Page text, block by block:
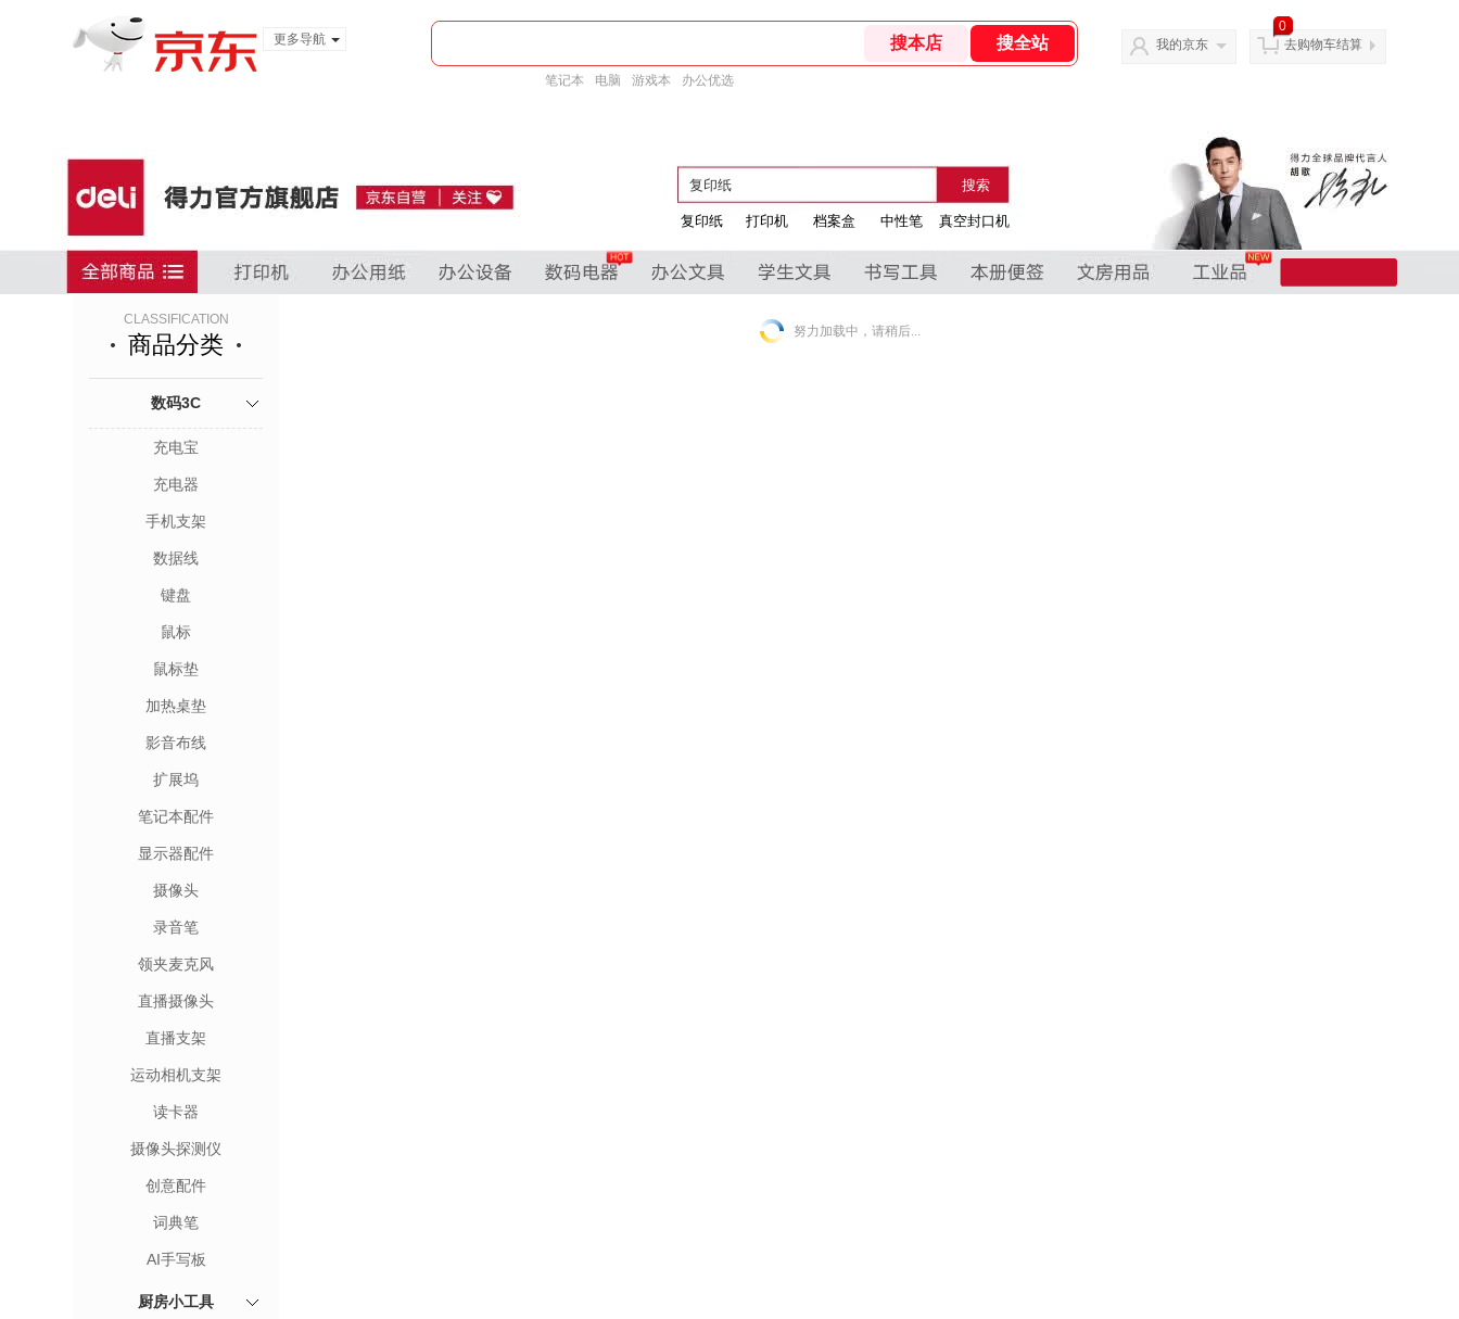
更多导航
笔记本 电脑 游戏本 办公优选
我的京东
0
去购物车结算
搜索
复印纸 打印机 真空封口机
中性笔
档案盒
CLASSIFICATION
商品分类
数码3C
充电宝
充电器
手机支架
数据线
键盘
鼠标
鼠标垫
加热桌垫
影音布线
扩展坞
笔记本配件
显示器配件
摄像头
录音笔
领夹麦克风
直播摄像头
直播支架
运动相机支架
读卡器
摄像头探测仪
创意配件
词典笔
AI手写板
厨房小工具
努力加载中，请稍后...